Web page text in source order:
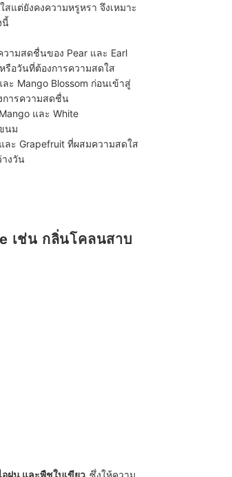
แต่ยังคงความหรูหรา จึงเหมาะ
นี้
ามสดชื่นของ Pear และ Earl
รือวันที่ต้องการความสดใส
ะ Mango Blossom ก่อนเข้าสู่
การความสดชื่น
และ White
นม
ละ Grapefruit ที่ผสมความสดใส
งวัน
เช่น กลิ่นโคลนสาบ
ฝน และพืชใบเขียว ซึ่งให้ความ